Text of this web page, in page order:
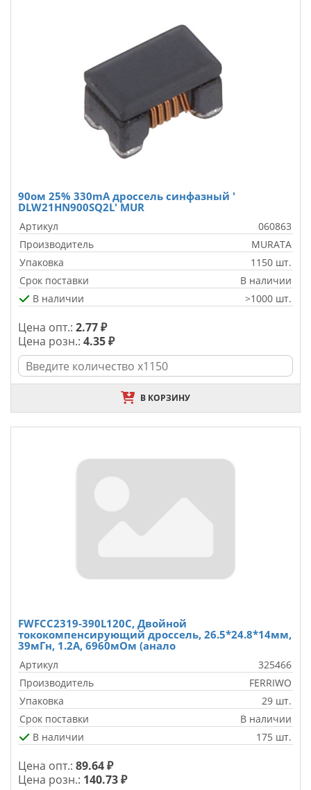
90ом 25% 330mA дроссель синфазный '
DLW21HN900SQ2L' MUR
Артикул
060863
Производитель
MURATA
Упаковка
1150 шт.
Срок поставки
В наличии
В наличии
>1000 шт.
Цена опт.: 2.77 ₽
Цена розн.: 4.35 ₽
В КОРЗИНУ
FWFCC2319-390L120C, Двойной
тококомпенсирующий дроссель, 26.5*24.8*14мм,
39мГн, 1.2А, 6960мОм (анало
Артикул
325466
Производитель
FERRIWO
Упаковка
29 шт.
Срок поставки
В наличии
В наличии
175 шт.
Цена опт.: 89.64 ₽
Цена розн.: 140.73 ₽